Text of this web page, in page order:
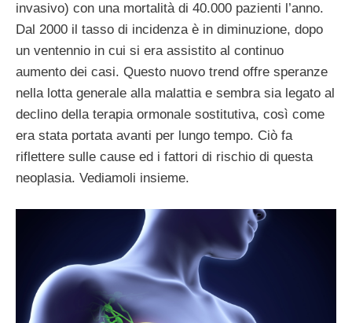
invasivo) con una mortalità di 40.000 pazienti l’anno.
Dal 2000 il tasso di incidenza è in diminuzione, dopo
un ventennio in cui si era assistito al continuo
aumento dei casi. Questo nuovo trend offre speranze
nella lotta generale alla malattia e sembra sia legato al
declino della terapia ormonale sostitutiva, così come
era stata portata avanti per lungo tempo. Ciò fa
riflettere sulle cause ed i fattori di rischio di questa
neoplasia. Vediamoli insieme.